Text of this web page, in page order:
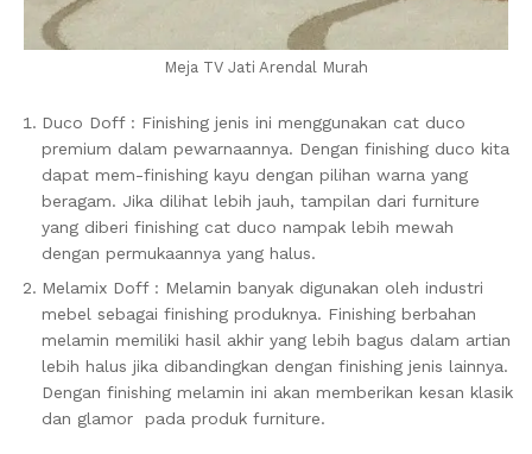
Meja TV Jati Arendal Murah
Duco Doff : Finishing jenis ini menggunakan cat duco
premium dalam pewarnaannya. Dengan finishing duco kita
dapat mem-finishing kayu dengan pilihan warna yang
beragam. Jika dilihat lebih jauh, tampilan dari furniture
yang diberi finishing cat duco nampak lebih mewah
dengan permukaannya yang halus.
Melamix Doff : Melamin banyak digunakan oleh industri
mebel sebagai finishing produknya. Finishing berbahan
melamin memiliki hasil akhir yang lebih bagus dalam artian
lebih halus jika dibandingkan dengan finishing jenis lainnya.
Dengan finishing melamin ini akan memberikan kesan klasik
dan glamor pada produk furniture.